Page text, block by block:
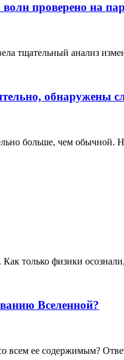
проверено на
тщательный анализ
обнаружены
больше, чем обычной.
только физики
Вселенной?
ее содержимым?